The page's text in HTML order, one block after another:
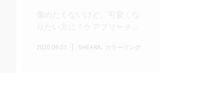
2020.09.01 SHEARA, カラーリング